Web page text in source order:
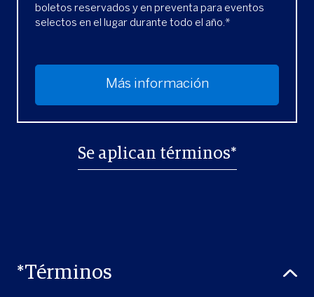
boletos reservados y en preventa para eventos
selectos en el lugar durante todo el año.*
Más información
Se aplican términos*
*Términos